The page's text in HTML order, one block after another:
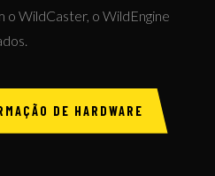
o WildCaster, o WildEngine
DE HARDWARE